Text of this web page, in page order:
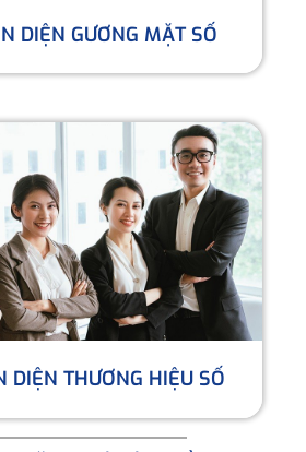
DIỆN GƯƠNG MẶT SỐ
DIỆN THƯƠNG HIỆU SỐ